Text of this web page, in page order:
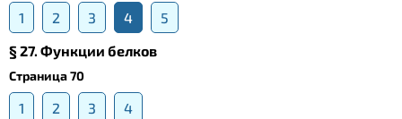
1 2 3 4
5
§ 27. Функции белков
Страница 70
1 2 3
4